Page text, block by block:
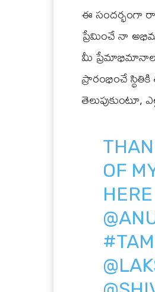
ఈ సందర్భంగా
ప్రేమించే నా
మీ ప్రేమాభిమానాలు,
ప్రారంభించే
తెలుపుకుంటూ,
OF